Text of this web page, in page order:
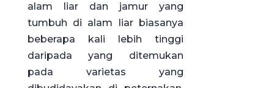
alam liar dan jamur yang
tumbuh di alam liar biasanya
beberapa kali lebih tinggi
daripada yang ditemukan
pada varietas yang